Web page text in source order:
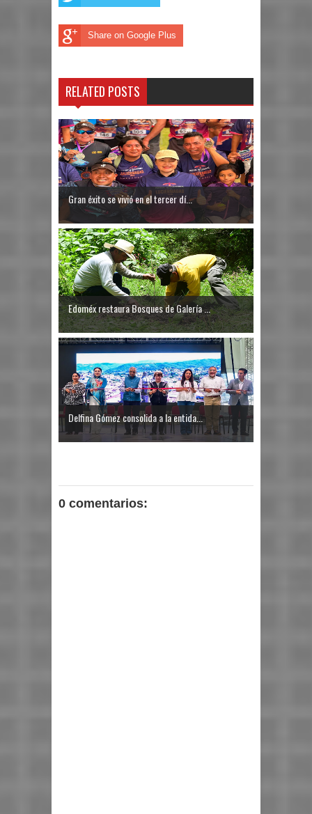
Share on Google Plus
RELATED POSTS
Gran éxito se vivió en el tercer dí...
Edoméx restaura Bosques de Galería ...
Delfina Gómez consolida a la entida...
0 comentarios: